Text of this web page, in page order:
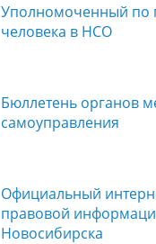
Уполномоченный по
человека в НСО
Бюллетень органов
самоуправления
Официальный
правовой
Новосибирска